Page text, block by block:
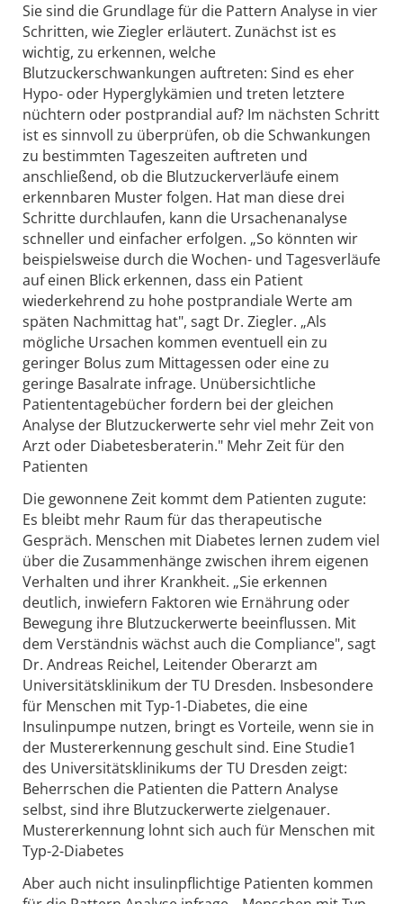
Sie sind die Grundlage für die Pattern Analyse in vier
Schritten, wie Ziegler erläutert. Zunächst ist es
wichtig, zu erkennen, welche
Blutzuckerschwankungen auftreten: Sind es eher
Hypo- oder Hyperglykämien und treten letztere
nüchtern oder postprandial auf? Im nächsten Schritt
ist es sinnvoll zu überprüfen, ob die Schwankungen
zu bestimmten Tageszeiten auftreten und
anschließend, ob die Blutzuckerverläufe einem
erkennbaren Muster folgen. Hat man diese drei
Schritte durchlaufen, kann die Ursachenanalyse
schneller und einfacher erfolgen. „So könnten wir
beispielsweise durch die Wochen- und Tagesverläufe
auf einen Blick erkennen, dass ein Patient
wiederkehrend zu hohe postprandiale Werte am
späten Nachmittag hat", sagt Dr. Ziegler. „Als
mögliche Ursachen kommen eventuell ein zu
geringer Bolus zum Mittagessen oder eine zu
geringe Basalrate infrage. Unübersichtliche
Patiententagebücher fordern bei der gleichen
Analyse der Blutzuckerwerte sehr viel mehr Zeit von
Arzt oder Diabetesberaterin." Mehr Zeit für den
Patienten
Die gewonnene Zeit kommt dem Patienten zugute:
Es bleibt mehr Raum für das therapeutische
Gespräch. Menschen mit Diabetes lernen zudem viel
über die Zusammenhänge zwischen ihrem eigenen
Verhalten und ihrer Krankheit. „Sie erkennen
deutlich, inwiefern Faktoren wie Ernährung oder
Bewegung ihre Blutzuckerwerte beeinflussen. Mit
dem Verständnis wächst auch die Compliance", sagt
Dr. Andreas Reichel, Leitender Oberarzt am
Universitätsklinikum der TU Dresden. Insbesondere
für Menschen mit Typ-1-Diabetes, die eine
Insulinpumpe nutzen, bringt es Vorteile, wenn sie in
der Mustererkennung geschult sind. Eine Studie1
des Universitätsklinikums der TU Dresden zeigt:
Beherrschen die Patienten die Pattern Analyse
selbst, sind ihre Blutzuckerwerte zielgenauer.
Mustererkennung lohnt sich auch für Menschen mit
Typ-2-Diabetes
Aber auch nicht insulinpflichtige Patienten kommen